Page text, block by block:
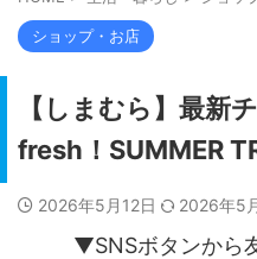
ショップ・お店
【しまむら】最新
fresh！SUMMER
2026年5月12日 2026年5
▼SNSボタンから